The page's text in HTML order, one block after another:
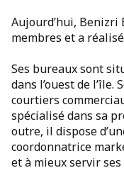
Aujourd’hui, Benizri
membres et a
Ses bureaux sont
dans l’ouest de l’île.
courtiers
spécialisé dans sa
outre, il dispose
coordonnatrice
et à mieux servir ses